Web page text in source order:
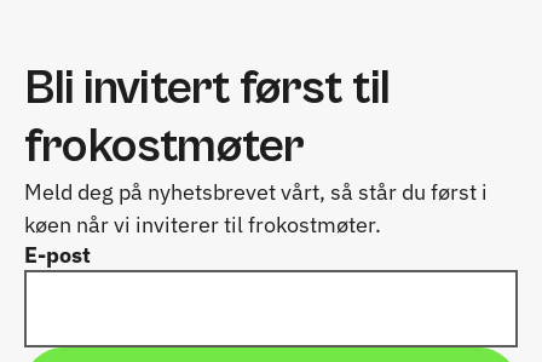
Bli invitert først til
frokostmøter
Meld deg på nyhetsbrevet vårt, så står du først i
køen når vi inviterer til frokostmøter.
E-post